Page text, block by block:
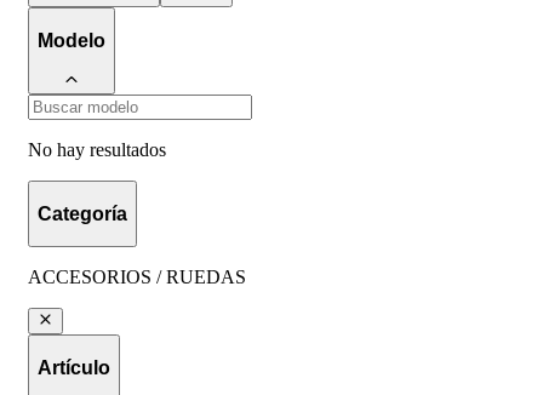
Modelo
No hay resultados
Categoría
ACCESORIOS / RUEDAS
Artículo